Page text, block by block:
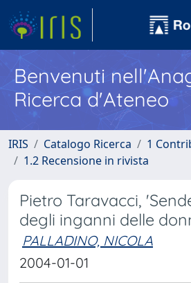
Benvenuti
Ricerca d'Ateneo
IRIS Catalogo Ricerca
1
1.2 Recensione in rivista
Pietro Taravacci,
degli inganni delle
PALLADINO, NICOLA
2004-01-01